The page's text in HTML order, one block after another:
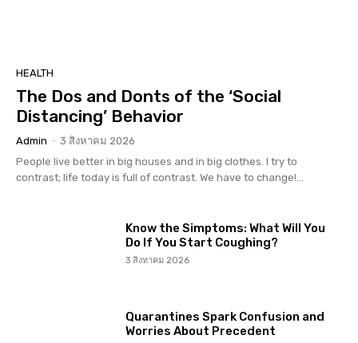
HEALTH
The Dos and Donts of the ‘Social
Distancing’ Behavior
Admin - 3 สิงหาคม 2026
People live better in big houses and in big clothes. I try to
contrast; life today is full of contrast. We have to change!...
Know the Simptoms: What Will You
Do If You Start Coughing?
3 สิงหาคม 2026
Quarantines Spark Confusion and
Worries About Precedent